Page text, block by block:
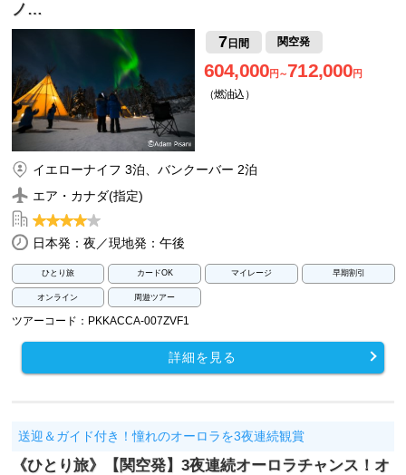
ノ…
7 日間 関空発
604,000円～712,000円
（燃油込）
イエローナイフ 3泊、バンクーバー 2泊
エア・カナダ(指定)
日本発：夜／現地発：午後
ひとり旅 カードOK マイレージ 早期割引
オンライン 周遊ツアー
ツアーコード：PKKACCA-007ZVF1
詳細を見る
送迎＆ガイド付き！憧れのオーロラを3夜連続観賞
《ひとり旅》【関空発】3夜連続オーロラチャンス！オ